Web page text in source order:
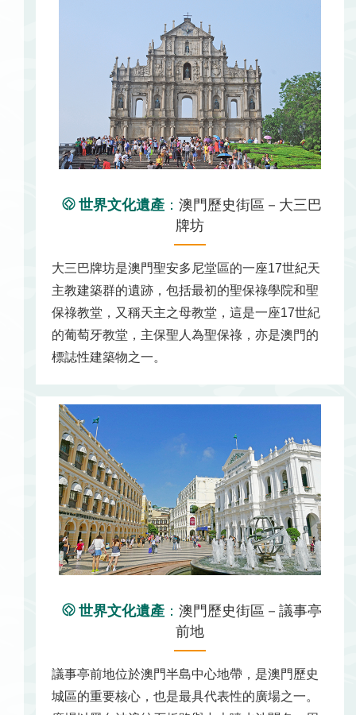
世界文化遺產： 澳門歷史街區－大三巴
牌坊
大三巴牌坊是澳門聖安多尼堂區的一座17世紀天
主教建築群的遺跡，包括最初的聖保祿學院和聖
保祿教堂，又稱天主之母教堂，這是一座17世紀
的葡萄牙教堂，主保聖人為聖保祿，亦是澳門的
標誌性建築物之一。
世界文化遺產： 澳門歷史街區－議事亭
前地
議事亭前地位於澳門半島中心地帶，是澳門歷史
城區的重要核心，也是最具代表性的廣場之一。